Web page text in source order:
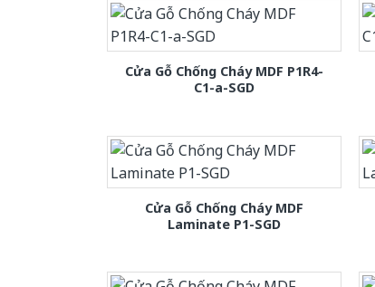
Cửa Gỗ Chống Cháy MDF P1R4-
C1-a-SGD
Cửa Gỗ Chống Cháy MDF
Laminate P1-SGD